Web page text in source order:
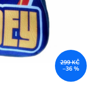
299 KČ
–36 %